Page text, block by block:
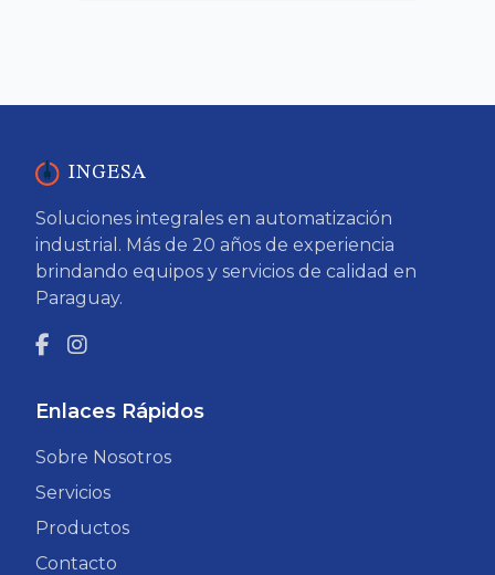
INGESA
Soluciones integrales en automatización
industrial. Más de 20 años de experiencia
brindando equipos y servicios de calidad en
Paraguay.
Enlaces Rápidos
Sobre Nosotros
Servicios
Productos
Contacto